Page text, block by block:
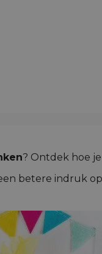
? Ontdek hoe
betere indruk